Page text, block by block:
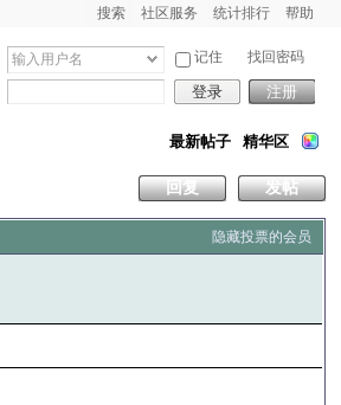
搜索 社区服务 统计排行 帮助
记住 找回密码
登录 注册
最新帖子 精华区
发帖
回复
隐藏投票的会员